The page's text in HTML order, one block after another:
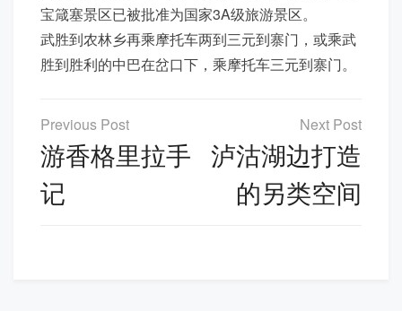
宝箴塞景区已被批准为国家3A级旅游景区。
武胜到农林乡再乘摩托车两到三元到寨门，或乘武
胜到胜利的中巴在岔口下，乘摩托车三元到寨门。
文
章
导
航
游香格里拉手
记
泸沽湖边打造
的另类空间